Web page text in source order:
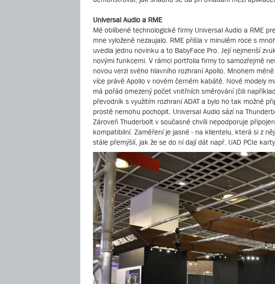
Universal Audio a RME
Mé oblíbené technologické firmy Universal Audio a RME
mne vyloženě nezaujalo. RME přišla v minulém roce s
uvedla jednu novinku a to BabyFace Pro. Její nejmenší
novými funkcemi. V rámci portfolia firmy to samozřejmě
novou verzi svého hlavního rozhraní Apollo. Mnohem
více právě Apollo v novém černém kabátě. Nové modely
má pořád omezený počet vnitřních směrování (čili
převodník s využitím rozhraní ADAT a bylo ho tak možné
prostě nemohu pochopit. Universal Audio sází na
Zároveň Thuderbolt v současné chvíli nepodporuje
kompatibilní. Zaměření je jasné - na klientelu, která si z
stále přemýšlí, jak že se do ní dají dát např. UAD PCIe karty.